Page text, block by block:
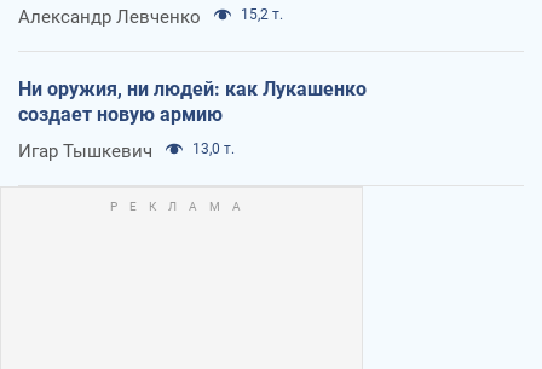
Александр Левченко 15,2 т.
Ни оружия, ни людей: как Лукашенко
создает новую армию
Игар Тышкевич 13,0 т.